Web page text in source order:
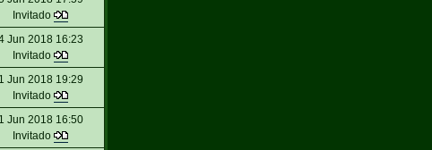
Invitado
Jun 2018 16:23
Invitado
1 Jun 2018 19:29
Invitado
1 Jun 2018 16:50
Invitado